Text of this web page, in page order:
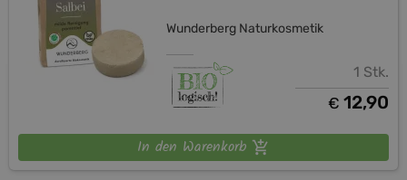
Wunderberg Naturkosmetik
1 Stk.
€ 12,90
In den Warenkorb